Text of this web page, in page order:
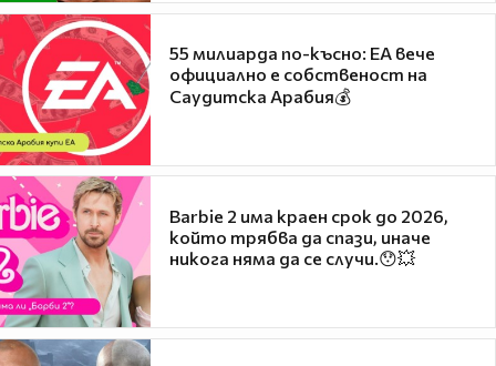
55 милиарда по-късно: EA вече
официално е собственост на
Саудитска Арабия💰
Barbie 2 има краен срок до 2026,
който трябва да спази, иначе
никога няма да се случи.😯💥